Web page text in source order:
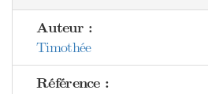
Auteur :
Timothée
Référence :